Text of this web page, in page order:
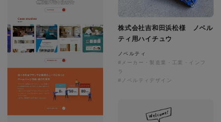
株式会社吉和田浜松様 ノベル
ティ用ハイチュウ
ノベルティ
#メーカー・製造業・工業・インフ
ラ
#ノベルティデザイン